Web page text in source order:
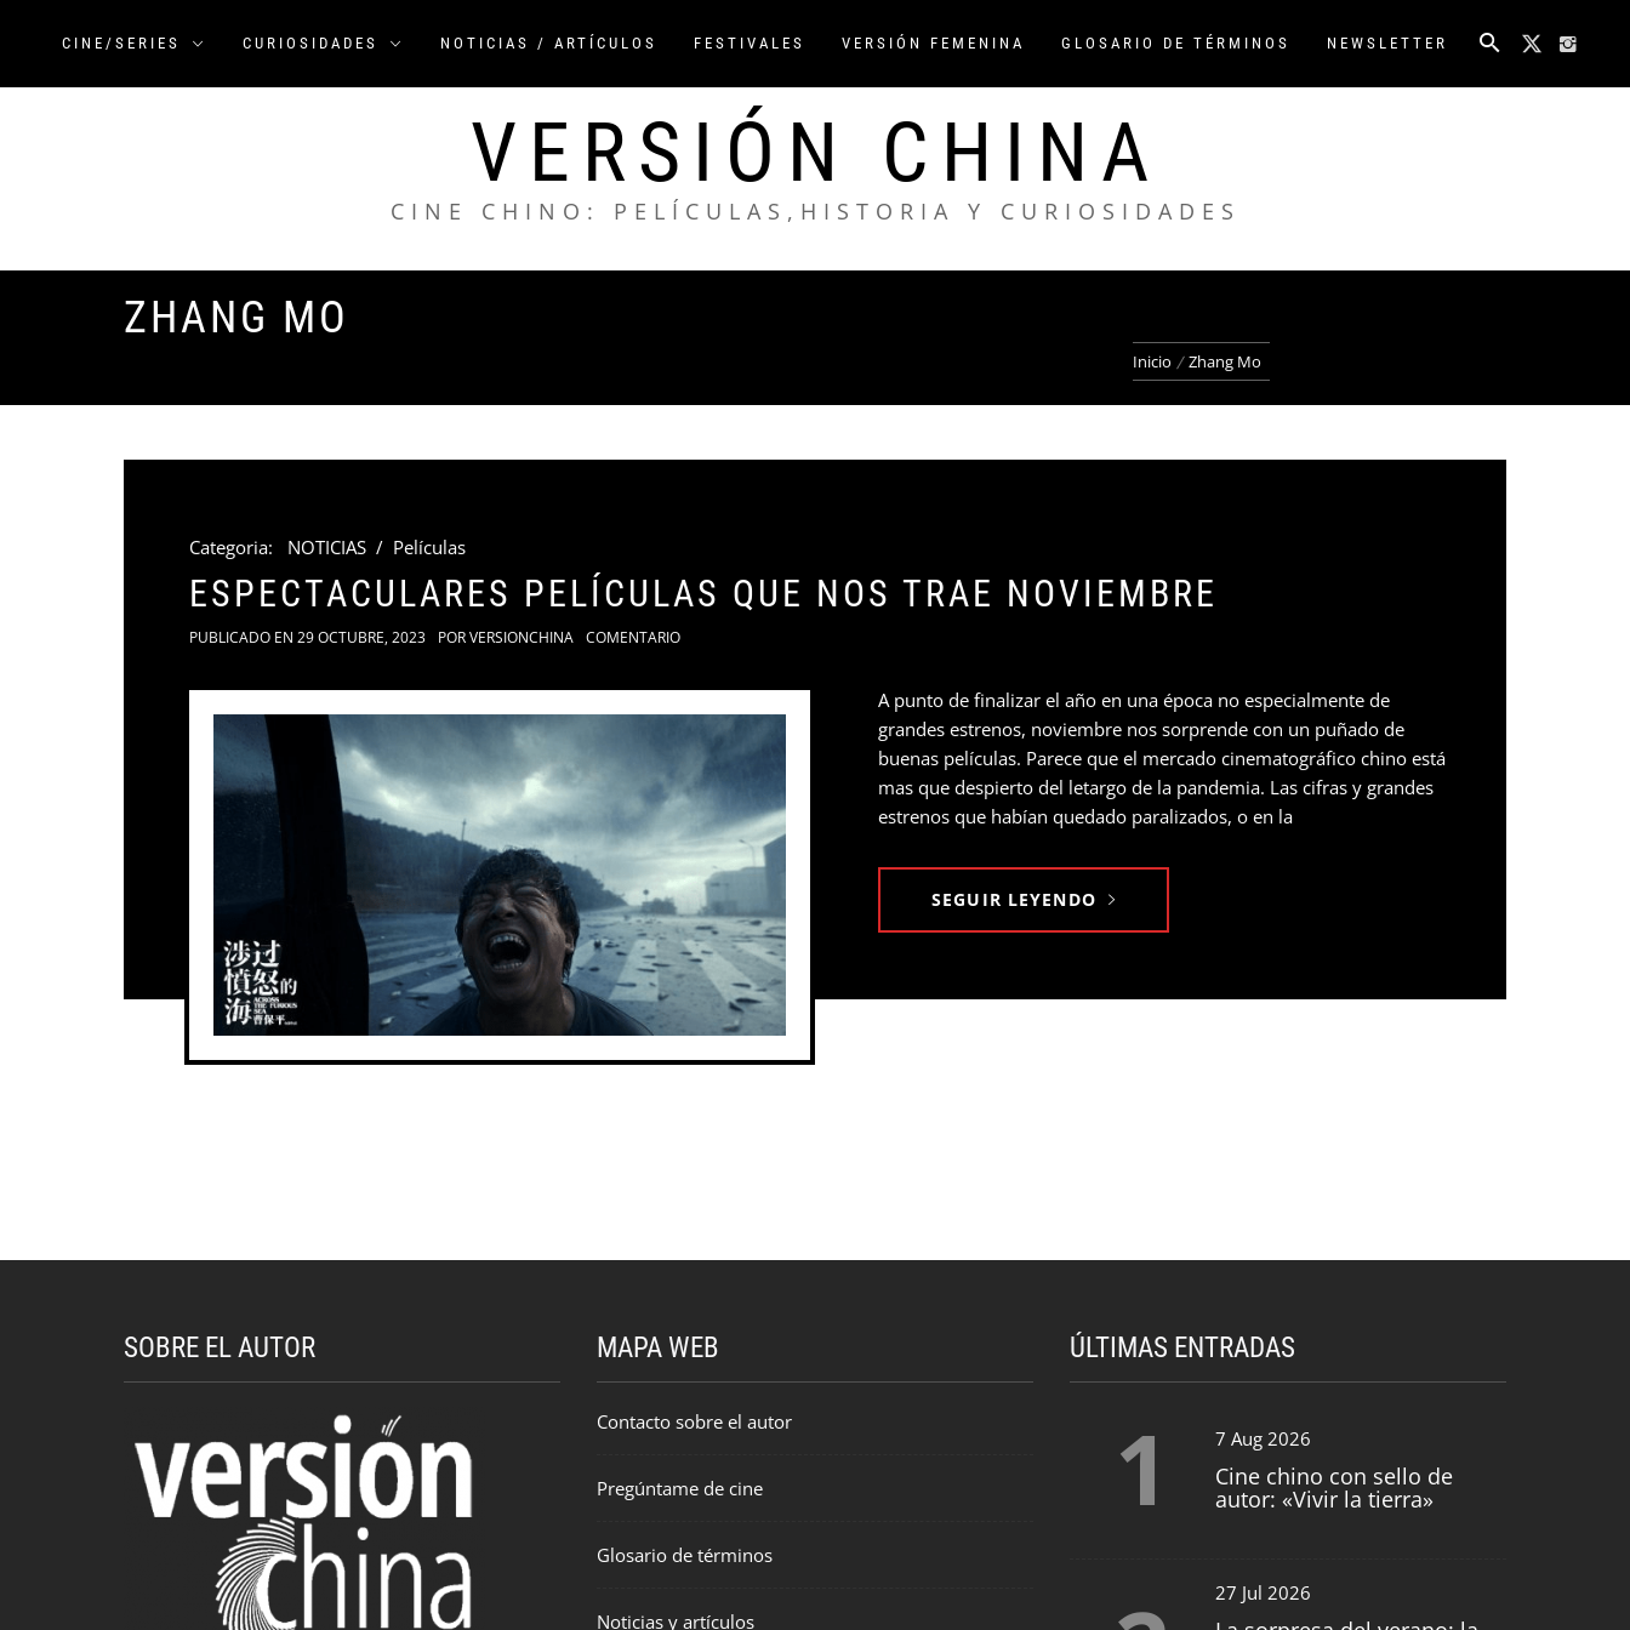
CINE/SERIES CURIOSIDADES NOTICIAS / ARTÍCULOS FESTIVALES VERSIÓN FEMENINA GLOSARIO DE TÉRMINOS NEWSLETTER
VERSIÓN CHINA
CINE CHINO: PELÍCULAS,HISTORIA Y CURIOSIDADES
ZHANG MO
Inicio Zhang Mo
Categoria: NOTICIAS / Películas
ESPECTACULARES PELÍCULAS QUE NOS TRAE NOVIEMBRE
PUBLICADO EN 29 OCTUBRE, 2023 PORVERSIONCHINA COMENTARIO
A punto de finalizar el año en una época no especialmente de
grandes estrenos, noviembre nos sorprende con un puñado de
buenas películas. Parece que el mercado cinematográfico chino está
mas que despierto del letargo de la pandemia. Las cifras y grandes
estrenos que habían quedado paralizados, o en la
SEGUIR LEYENDO
SOBRE EL AUTOR MAPA WEB
Contacto sobre el autor
Pregúntame de cine
Glosario de términos
Noticias y artículos
ÚLTIMAS ENTRADAS
1 7 Aug 2026
Cine chino con sello de
autor: «Vivir la tierra»
27 Jul 2026